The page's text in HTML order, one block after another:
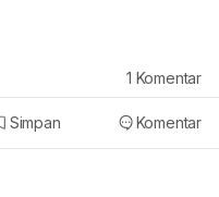
Simpan Komentar
1 Komentar